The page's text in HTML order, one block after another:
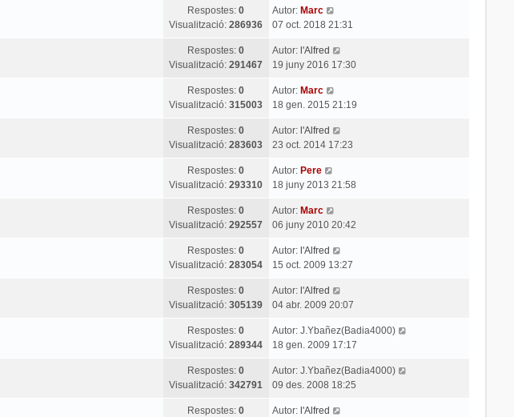
Respostes:0
Visualització:286936
Autor: Marc
07 oct. 2018 21:31
Respostes:0
Visualització:291467
Autor: l'Alfred
19 juny 2016 17:30
Respostes:0
Visualització:315003
Autor: Marc
18 gen. 2015 21:19
Respostes:0
Visualització:283603
Autor: l'Alfred
23 oct. 2014 17:23
Respostes:0
Visualització:293310
Autor: Pere
18 juny 2013 21:58
Respostes:0
Visualització:292557
Autor: Marc
06 juny 2010 20:42
Respostes:0
Visualització:283054
Autor: l'Alfred
15 oct. 2009 13:27
Respostes:0
Visualització:305139
Autor: l'Alfred
04 abr. 2009 20:07
Respostes:0
Visualització:289344
Autor: J.Ybañez(Badia4000)
18 gen. 2009 17:17
Respostes:0
Visualització:342791
Autor: J.Ybañez(Badia4000)
09 des. 2008 18:25
Respostes:0
Autor: l'Alfred